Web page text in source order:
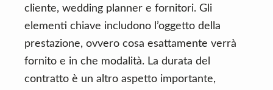
cliente, wedding planner e fornitori. Gli
elementi chiave includono l’oggetto della
prestazione, ovvero cosa esattamente verrà
fornito e in che modalità. La durata del
contratto è un altro aspetto importante,